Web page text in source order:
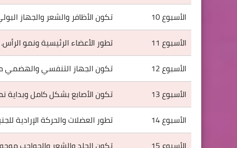
الأسبوع 10
تكون الأظافر والشعر والجهاز
الأسبوع 11
تطور الأعضاء الرئيسية ونمو الرأس.
الأسبوع 12
تكون الجهاز التنفسي والهضمي
الأسبوع 13
تكون الأصابع بشكل كامل وبداية
الأسبوع 14
تطور العضلات والحركة الإرادية